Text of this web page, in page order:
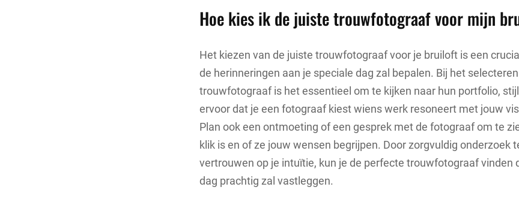
Hoe kies ik de juiste trouwfotograaf voor mijn
Het kiezen van de juiste trouwfotograaf voor je bruiloft is een
de herinneringen aan je speciale dag zal bepalen. Bij het
trouwfotograaf is het essentieel om te kijken naar hun portfolio,
ervoor dat je een fotograaf kiest wiens werk resoneert met jouw
Plan ook een ontmoeting of een gesprek met de fotograaf om te
klik is en of ze jouw wensen begrijpen. Door zorgvuldig onderzoek
vertrouwen op je intuïtie, kun je de perfecte trouwfotograaf vinden
dag prachtig zal vastleggen.